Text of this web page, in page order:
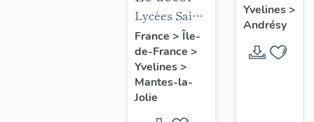
des lycées
de Mantes
Lycées Saint-
Exupéry et
Jean Rostand
France > Île-
de-France >
Yvelines>
Mantes-la-
Jolie
Germain-
de-
Paris
Yvelines>
Andrésy